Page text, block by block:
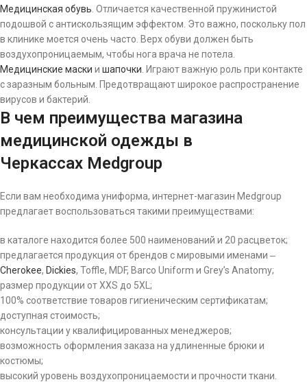
Медицинская обувь . Отличается качественной пружинистой
подошвой с антискользящим эффектом. Это важно, поскольку пол
в клинике моется очень часто. Верх обуви должен быть
воздухопроницаемым, чтобы нога врача не потела.
Медицинские маски и шапочки . Играют важную роль при контакте
с заразным больным. Предотвращают широкое распространение
вирусов и бактерий.
В чем преимущества магазина
медицинской одежды в
Черкассах Medgroup
Если вам необходима униформа, интернет-магазин Medgroup
предлагает воспользоваться такими преимуществами:
в каталоге находится более 500 наименований и 20 расцветок;
предлагается продукция от брендов с мировыми именами ‒
Cherokee, Dickies, Toffle, MDF, Barco Uniform и Grey’s Anatomy;
размер продукции от XXS до 5XL;
100% соответствие товаров гигиеническим сертификатам;
доступная стоимость;
консультации у квалифицированных менеджеров;
возможность оформления заказа на удлиненные брюки и
костюмы;
высокий уровень воздухопроницаемости и прочности ткани.